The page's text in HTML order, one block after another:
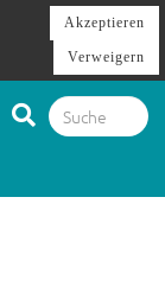
Akzeptieren
Verweigern